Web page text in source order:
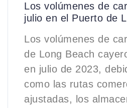
Los volúmenes de
julio en el Puerto de
Los volúmenes de
de Long Beach
en julio de 2023,
como las rutas
ajustadas, los